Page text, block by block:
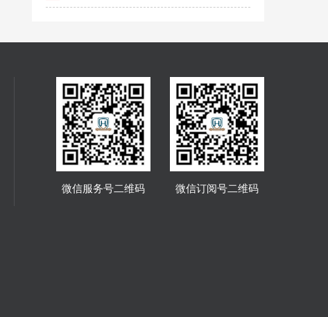
微信服务号二维码 微信订阅号二维码